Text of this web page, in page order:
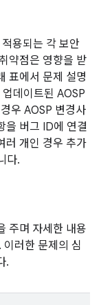
용되는 각 보안
약점은 영향을 받
표에서 문제 설명
업데이트된 AOSP
우 AOSP 변경사
을 버그 ID에 연결
러 개인 경우 추가
다.
주며 자세한 내용
러한 문제의 심
.